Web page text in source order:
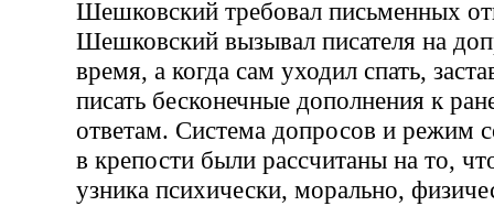
Шешковский требовал письменных
Шешковский вызывал писателя на
время, а когда сам уходил спать,
писать бесконечные дополнения к
ответам. Система допросов и режим
в крепости были рассчитаны на то,
узника психически, морально,